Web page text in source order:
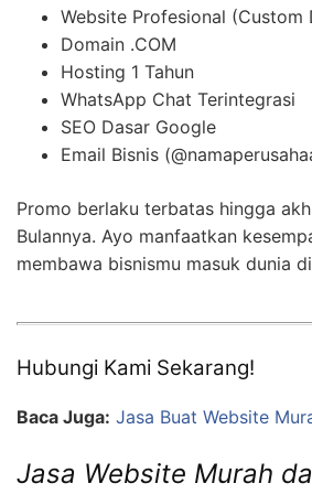
Website Profesional (Custom
Domain .COM
Hosting 1 Tahun
WhatsApp Chat Terintegrasi
SEO Dasar Google
Email Bisnis
Promo berlaku terbatas hingga
Bulannya. Ayo manfaatkan
membawa bisnismu masuk dunia
Hubungi Kami Sekarang!
Baca Juga: Jasa Buat Website
Jasa Website Murah